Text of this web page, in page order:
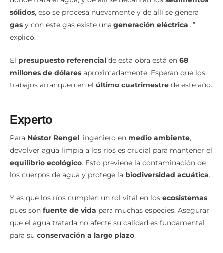
sólidos, eso se procesa nuevamente y de allí se genera
gas y con este gas existe una generación eléctrica…”,
explicó.
El presupuesto referencial de esta obra está en 68
millones de dólares aproximadamente. Esperan que los
trabajos arranquen en el último cuatrimestre de este año.
Experto
Para Néstor Rengel, ingeniero en medio ambiente,
devolver agua limpia a los ríos es crucial para mantener el
equilibrio ecológico. Esto previene la contaminación de
los cuerpos de agua y protege la biodiversidad acuática.
Y es que los ríos cumplen un rol vital en los ecosistemas,
pues son fuente de vida para muchas especies. Asegurar
que el agua tratada no afecte su calidad es fundamental
para su conservación a largo plazo.